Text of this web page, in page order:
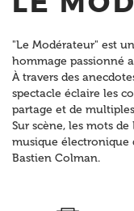
"Le Modérateur" est
hommage passionné
À travers des
spectacle éclaire les
partage et de
Sur scène, les mots
musique électronique
Bastien Colman.